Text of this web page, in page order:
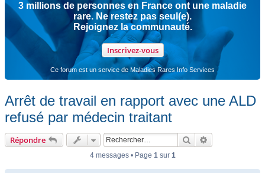
3 millions de personnes en France ont une maladie
rare. Ne restez pas seul(e).
Rejoignez la communauté.
Inscrivez-vous
Ce forum est un service de Maladies Rares Info Services
Arrêt de travail en rapport avec une ALD
refusé par médecin traitant
Répondre Rechercher
4 messages • Page 1sur 1